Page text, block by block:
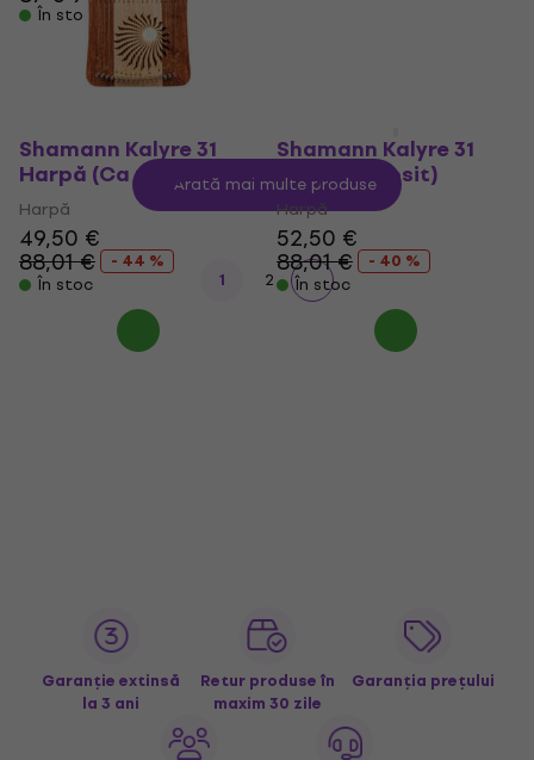
În stoc
Shamann Kalyre 31
Harpă (Ca nou)
Harpă
49,50 €
88,01 €
- 44 %
În stoc
Shamann Kalyre 31
Harpă (Folosit)
Harpă
52,50 €
88,01 €
- 40 %
În stoc
Arată mai multe produse
1 2
Garanție extinsă
la 3 ani
Retur produse în
maxim 30 zile
Garanția prețului